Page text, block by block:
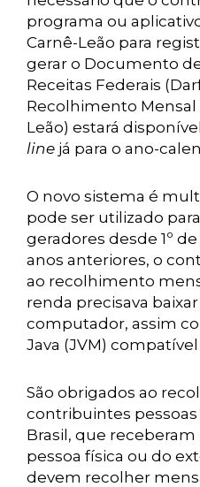
programa ou
Carnê-Leão para
gerar o Documento
Receitas Federais
Recolhimento Mensal
Leão) estará
line já para o ano-
O novo sistema é
pode ser utilizado
geradores desde 1º
anos anteriores, o
ao recolhimento
renda precisava
computador, assim
Java (JVM)
São obrigados ao
contribuintes
Brasil, que
pessoa física ou do
devem recolher